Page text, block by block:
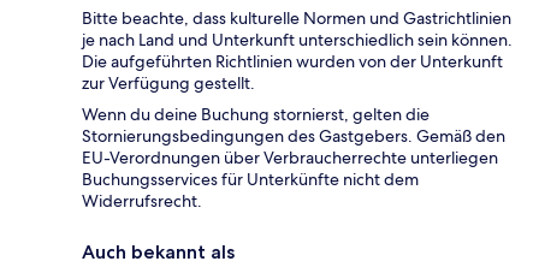
Bitte beachte, dass kulturelle Normen und Gastrichtlinien
je nach Land und Unterkunft unterschiedlich sein können.
Die aufgeführten Richtlinien wurden von der Unterkunft
zur Verfügung gestellt.
Wenn du deine Buchung stornierst, gelten die
Stornierungsbedingungen des Gastgebers. Gemäß den
EU-Verordnungen über Verbraucherrechte unterliegen
Buchungsservices für Unterkünfte nicht dem
Widerrufsrecht.
Auch bekannt als